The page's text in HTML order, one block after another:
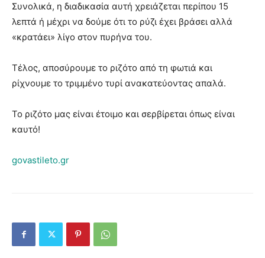
Συνολικά, η διαδικασία αυτή χρειάζεται περίπου 15
λεπτά ή μέχρι να δούμε ότι το ρύζι έχει βράσει αλλά
«κρατάει» λίγο στον πυρήνα του.
Τέλος, αποσύρουμε το ριζότο από τη φωτιά και
ρίχνουμε το τριμμένο τυρί ανακατεύοντας απαλά.
Το ριζότο μας είναι έτοιμο και σερβίρεται όπως είναι
καυτό!
govastileto.gr